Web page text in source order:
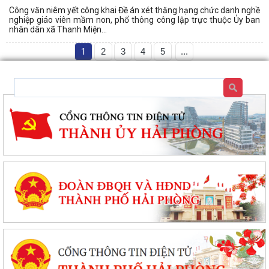
Công văn niêm yết công khai Đề án xét thăng hạng chức danh nghề
nghiệp giáo viên mầm non, phổ thông công lập trực thuộc Ủy ban
nhân dân xã Thanh Miện...
1 2 3 4 5 ...